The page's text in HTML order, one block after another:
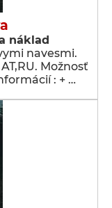
náklad
navesmi.
Možnosť
: + …